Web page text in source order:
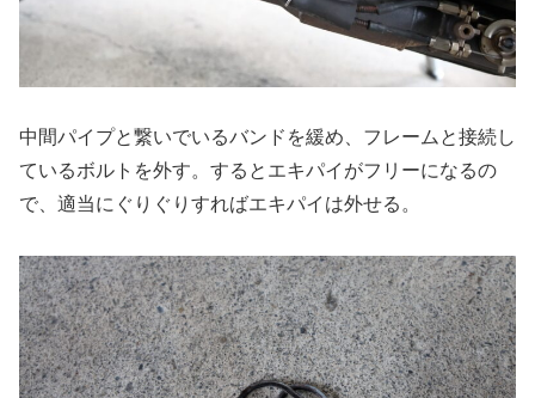
中間パイプと繋いでいるバンドを緩め、フレームと接続し
ているボルトを外す。するとエキパイがフリーになるの
で、適当にぐりぐりすればエキパイは外せる。